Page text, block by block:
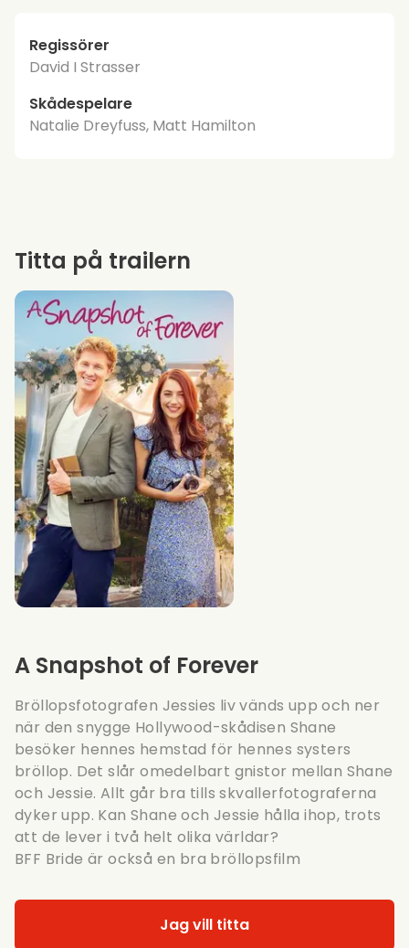
Regissörer
David I Strasser
Skådespelare
Natalie Dreyfuss, Matt Hamilton
A Snapshot of Forever
Bröllopsfotografen Jessies liv vänds upp och ner
när den snygge Hollywood-skådisen Shane
besöker hennes hemstad för hennes systers
bröllop. Det slår omedelbart gnistor mellan Shane
och Jessie. Allt går bra tills skvallerfotograferna
dyker upp. Kan Shane och Jessie hålla ihop, trots
att de lever i två helt olika världar?
BFF Bride är också en bra bröllopsfilm
Jag vill titta
Titta på trailern